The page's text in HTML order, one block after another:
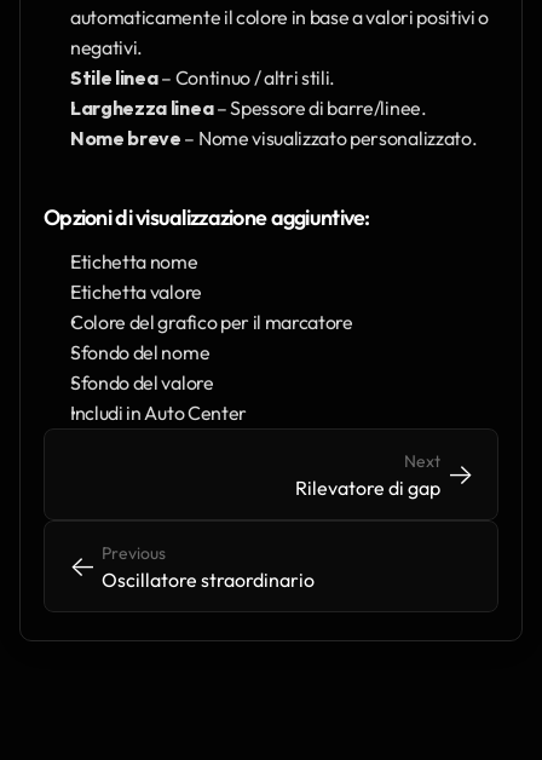
automaticamente il colore in base a valori positivi o
negativi.
Stile linea – Continuo / altri stili.
Larghezza linea – Spessore di barre/linee.
Nome breve – Nome visualizzato personalizzato.
Opzioni di visualizzazione aggiuntive:
Etichetta nome
Etichetta valore
Colore del grafico per il marcatore
Sfondo del nome
Sfondo del valore
Includi in Auto Center
<- <-
Previous
Oscillatore straordinario
Next
Rilevatore di gap
-> ->